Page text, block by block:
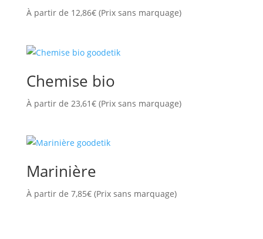
À partir de 12,86€(Prix sans marquage)
Chemise bio
À partir de 23,61€(Prix sans marquage)
Marinière
À partir de 7,85€(Prix sans marquage)